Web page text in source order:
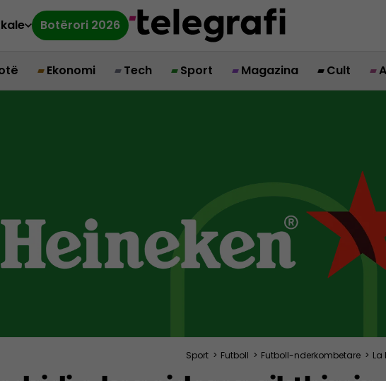
Botërori 2026
Ekonomi Tech Sport Magazina Cult
Sport > Futboll > Futboll-nderkombetare > La